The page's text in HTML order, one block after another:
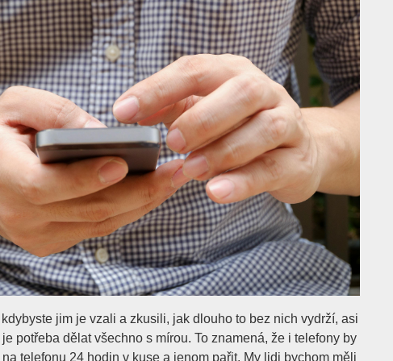
jim je vzali a zkusili, jak dlouho to bez nich vydrží, asi
potřeba dělat všechno s mírou. To znamená, že i telefony by
telefonu 24 hodin v kuse a jenom pařit. My lidi bychom měli